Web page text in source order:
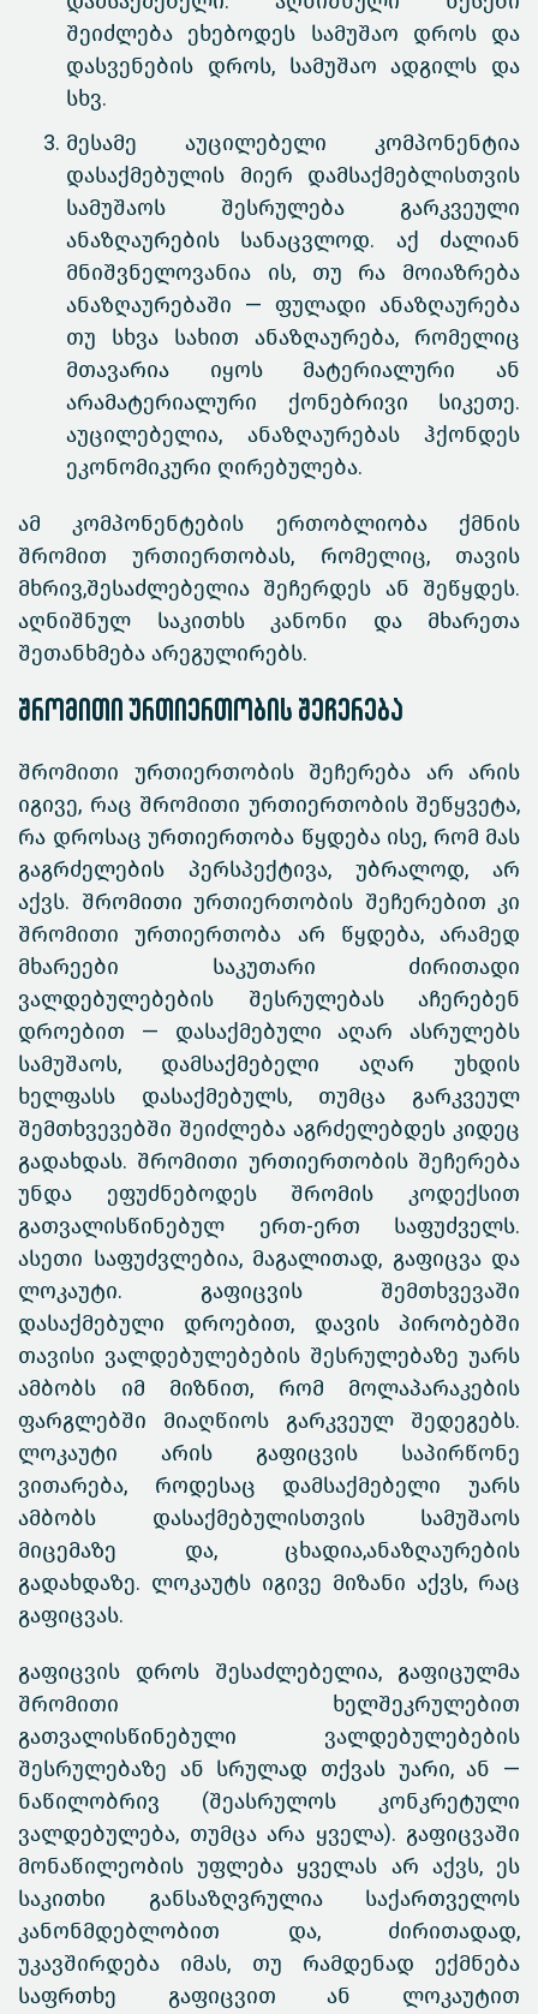
შეიძლება ეხებოდეს სამუშაო დროს და
დასვენების დროს, სამუშაო ადგილს და
სხვ.
მესამე აუცილებელი კომპონენტია
დასაქმებულის მიერ დამსაქმებლისთვის
სამუშაოს შესრულება გარკვეული
ანაზღაურების სანაცვლოდ. აქ ძალიან
მნიშვნელოვანია ის, თუ რა მოიაზრება
ანაზღაურებაში — ფულადი ანაზღაურება
თუ სხვა სახით ანაზღაურება, რომელიც
მთავარია იყოს მატერიალური ან
არამატერიალური ქონებრივი სიკეთე.
აუცილებელია, ანაზღაურებას ჰქონდეს
ეკონომიკური ღირებულება.
ამ კომპონენტების ერთობლიობა ქმნის
შრომით ურთიერთობას, რომელიც, თავის
მხრივ,შესაძლებელია შეჩერდეს ან შეწყდეს.
აღნიშნულ საკითხს კანონი და მხარეთა
შეთანხმება არეგულირებს.
შრომითი ურთიერთობის შეჩერება
შრომითი ურთიერთობის შეჩერება არ არის
იგივე, რაც შრომითი ურთიერთობის შეწყვეტა,
რა დროსაც ურთიერთობა წყდება ისე, რომ მას
გაგრძელების პერსპექტივა, უბრალოდ, არ
აქვს. შრომითი ურთიერთობის შეჩერებით კი
შრომითი ურთიერთობა არ წყდება, არამედ
მხარეები საკუთარი ძირითადი
ვალდებულებების შესრულებას აჩერებენ
დროებით — დასაქმებული აღარ ასრულებს
სამუშაოს, დამსაქმებელი აღარ უხდის
ხელფასს დასაქმებულს, თუმცა გარკვეულ
შემთხვევებში შეიძლება აგრძელებდეს კიდეც
გადახდას. შრომითი ურთიერთობის შეჩერება
უნდა ეფუძნებოდეს შრომის კოდექსით
გათვალისწინებულ ერთ-ერთ საფუძველს.
ასეთი საფუძვლებია, მაგალითად, გაფიცვა და
ლოკაუტი. გაფიცვის შემთხვევაში
დასაქმებული დროებით, დავის პირობებში
თავისი ვალდებულებების შესრულებაზე უარს
ამბობს იმ მიზნით, რომ მოლაპარაკების
ფარგლებში მიაღწიოს გარკვეულ შედეგებს.
ლოკაუტი არის გაფიცვის საპირწონე
ვითარება, როდესაც დამსაქმებელი უარს
ამბობს დასაქმებულისთვის სამუშაოს
მიცემაზე და, ცხადია,ანაზღაურების
გადახდაზე. ლოკაუტს იგივე მიზანი აქვს, რაც
გაფიცვას.
გაფიცვის დროს შესაძლებელია, გაფიცულმა
შრომითი ხელშეკრულებით
გათვალისწინებული ვალდებულებების
შესრულებაზე ან სრულად თქვას უარი, ან —
ნაწილობრივ (შეასრულოს კონკრეტული
ვალდებულება, თუმცა არა ყველა). გაფიცვაში
მონაწილეობის უფლება ყველას არ აქვს, ეს
საკითხი განსაზღვრულია საქართველოს
კანონმდებლობით და, ძირითადად,
უკავშირდება იმას, თუ რამდენად ექმნება
საფრთხე გაფიცვით ან ლოკაუტით